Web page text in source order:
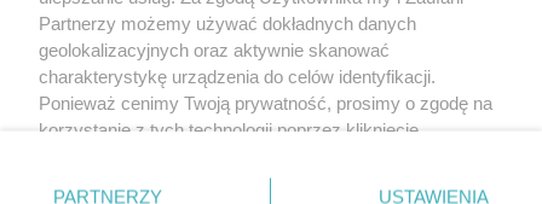
O nas
Partnerzy możemy używać dokładnych danych
geolokalizacyjnych oraz aktywnie skanować
charakterystykę urządzenia do celów identyfikacji.
Ponieważ cenimy Twoją prywatność, prosimy o zgodę na
korzystanie z tych technologii poprzez kliknięcie
zmienić/wycofać klikając przycisk ustawień prywatności
PARTNERZY USTAWIENIA